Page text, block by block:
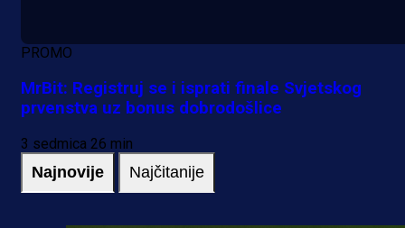
PROMO
MrBit: Registruj se i isprati finale Svjetskog
prvenstva uz bonus dobrodošlice
3 sedmica 26 min
Najnovije Najčitanije